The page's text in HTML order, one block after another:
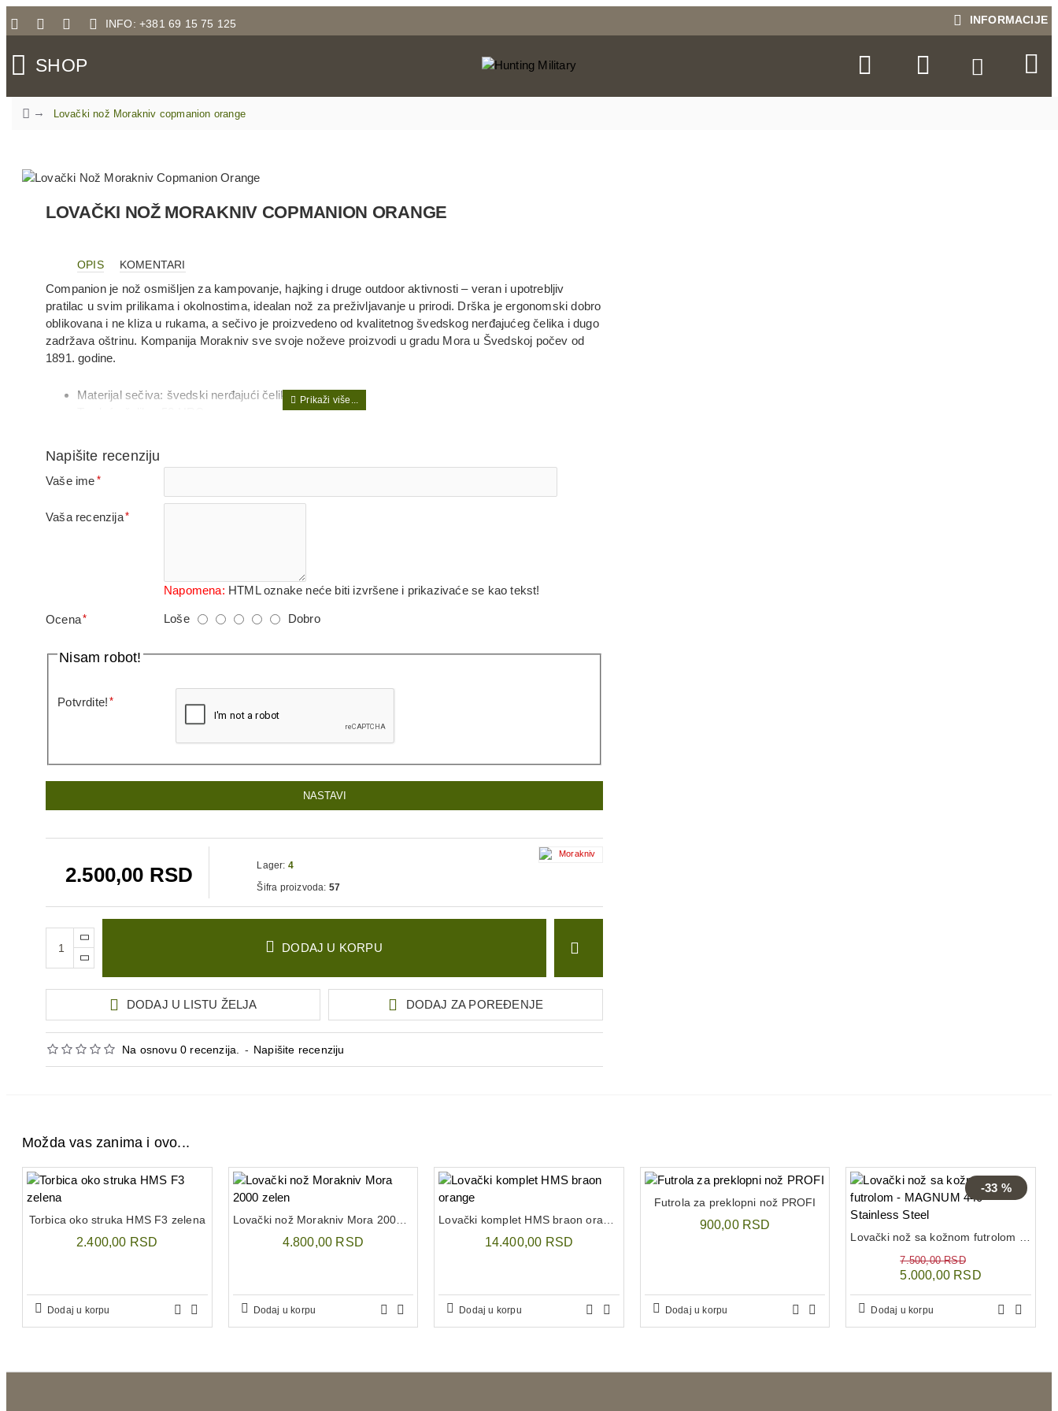
INFO: +381 69 15 75 125 INFORMACIJE
SHOP
Lovački nož Morakniv copmanion orange
LOVAČKI NOŽ MORAKNIV COPMANION ORANGE
OPIS KOMENTARI
Companion je nož osmišljen za kampovanje, hajking i druge outdoor aktivnosti – veran i upotrebljiv
pratilac u svim prilikama i okolnostima, idealan nož za preživljavanje u prirodi. Drška je ergonomski dobro
oblikovana i ne kliza u rukama, a sečivo je proizvedeno od kvalitetnog švedskog nerđajućeg čelika i dugo
zadržava oštrinu. Kompanija Morakniv sve svoje noževe proizvodi u gradu Mora u Švedskoj počev od
1891. godine.
Materijal sečiva: švedski nerđajući čelik
Debljina sečiva: 2.5 mm
Materijal drške: TPE
Ukupna dužina noža: 219 mm
Futrola: sintetička, za nošenje sa desne strane
Težina noža sa futrolom: 117 g
Napišite recenziju
Vaše ime
Vaša recenzija
Napomena: HTML oznake neće biti izvršene i prikazivaće se kao tekst!
Ocena Loše Dobro
Nisam robot!
Potvrdite!
NASTAVI
Na osnovu 0 recenzija. - Napišite recenziju
2.500,00 RSD Lager: 4
Šifra proizvoda: 57
DODAJ U KORPU
DODAJ U LISTU ŽELJA DODAJ ZA POREĐENJE
Možda vas zanima i ovo...
Torbica oko struka HMS F3 zelena
2.400,00 RSD
Dodaj u korpu
Lovački nož Morakniv Mora 2000 zelen
4.800,00 RSD
Dodaj u korpu
Lovački komplet HMS braon orange
14.400,00 RSD
Dodaj u korpu
Futrola za preklopni nož PROFI
900,00 RSD
Dodaj u korpu
-33 %
Lovački nož sa kožnom futrolom - MAGNUM 440 Stainless Steel
5.000,00 RSD
7.500,00 RSD
Dodaj u korpu